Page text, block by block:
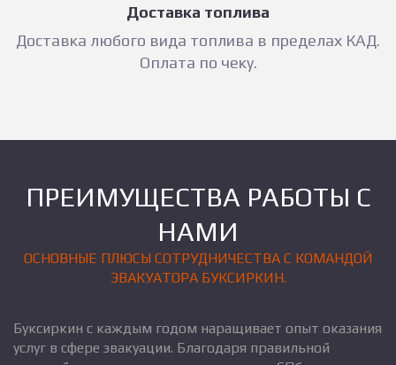
Доставка топлива
Доставка любого вида топлива в пределах КАД.
Оплата по чеку.
ПРЕИМУЩЕСТВА РАБОТЫ С
НАМИ
ОСНОВНЫЕ ПЛЮСЫ СОТРУДНИЧЕСТВА С КОМАНДОЙ
ЭВАКУАТОРА БУКСИРКИН.
Буксиркин с каждым годом наращивает опыт оказания
услуг в сфере эвакуации. Благодаря правильной